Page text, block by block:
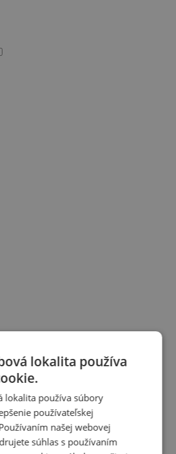
lokalita používa
lokalita používa súbory
používateľskej
našej webovej
súhlas s používaním